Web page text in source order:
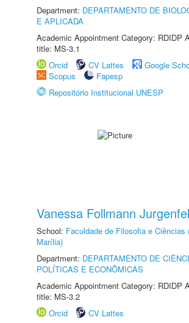
Department: DEPARTAMENTO DE
E APLICADA
Academic Appointment Category: RDIDP
title: MS-3.1
Orcid
CV Lattes
Google
Scopus
Fapesp
Repositório Institucional UNESP
Vanessa Follmann
School: Faculdade de Filosofia e Ciências
Marília)
Department: DEPARTAMENTO DE
POLÍTICAS E ECONÔMICAS
Academic Appointment Category: RDIDP
title: MS-3.2
Orcid
CV Lattes